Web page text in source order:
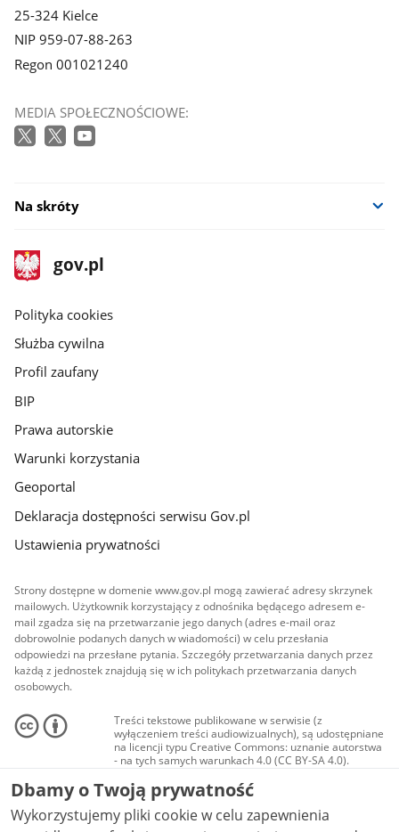
25-324 Kielce
NIP 959-07-88-263
Regon 001021240
MEDIA SPOŁECZNOŚCIOWE:
Na skróty
stopka
gov.pl
Strona
gov.pl
gov.pl
Polityka cookies
Służba cywilna
Profil zaufany
BIP
Prawa autorskie
Warunki korzystania
Geoportal
Deklaracja dostępności serwisu Gov.pl
Ustawienia prywatności
Strony dostępne w domenie www.gov.pl mogą zawierać adresy skrzynek
mailowych. Użytkownik korzystający z odnośnika będącego adresem e-
mail zgadza się na przetwarzanie jego danych (adres e-mail oraz
dobrowolnie podanych danych w wiadomości) w celu przesłania
odpowiedzi na przesłane pytania. Szczegóły przetwarzania danych przez
każdą z jednostek znajdują się w ich politykach przetwarzania danych
osobowych.
Treści tekstowe publikowane w serwisie (z
wyłączeniem treści audiowizualnych), są udostępniane
na licencji typu Creative Commons: uznanie autorstwa
- na tych samych warunkach 4.0 (CC BY-SA 4.0).
Materiały audiowizualne, w tym zdjęcia, materiały
audio i wideo, są udostępniane na licencji typu
Creative Commons: uznanie autorstwa użycie
niekomercyjne - bez utworów zależnych 4.0 (CC BY-
NC-ND 4.0), o ile nie jest to stwierdzone inaczej.
Dbamy o Twoją prywatność
Wykorzystujemy pliki cookie w celu zapewnienia